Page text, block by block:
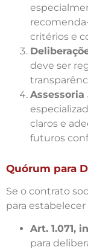
critérios e
deve ser
Assessoria
claros e
futuros
Quórum para
Se o contrato
para
Art. 1.071,
para